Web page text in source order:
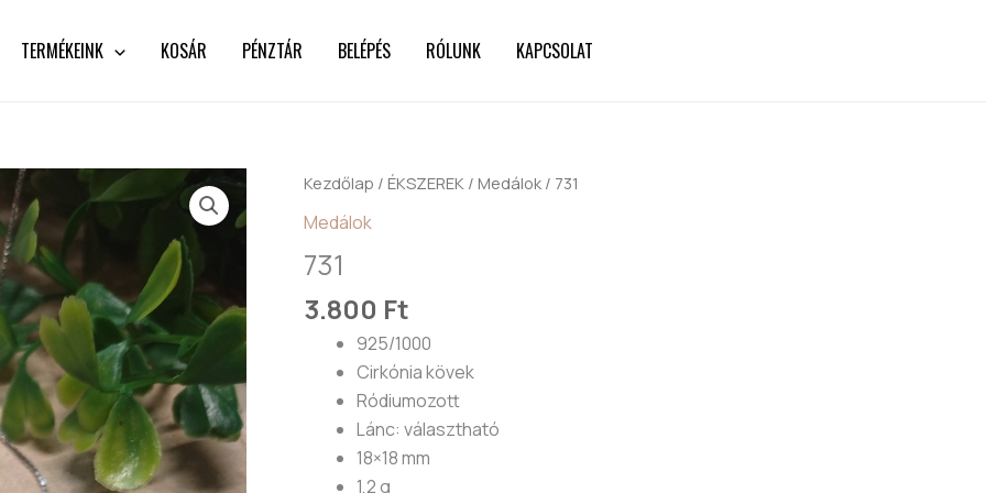
TERMÉKEINK KOSÁR PÉNZTÁR BELÉPÉS RÓLUNK KAPCSOLAT
Kezdőlap / ÉKSZEREK / Medálok / 731
Medálok
731
3.800 Ft
925/1000
Cirkónia kövek
Ródiumozott
Lánc: választható
18×18 mm
1,2 g
731
mennyiség